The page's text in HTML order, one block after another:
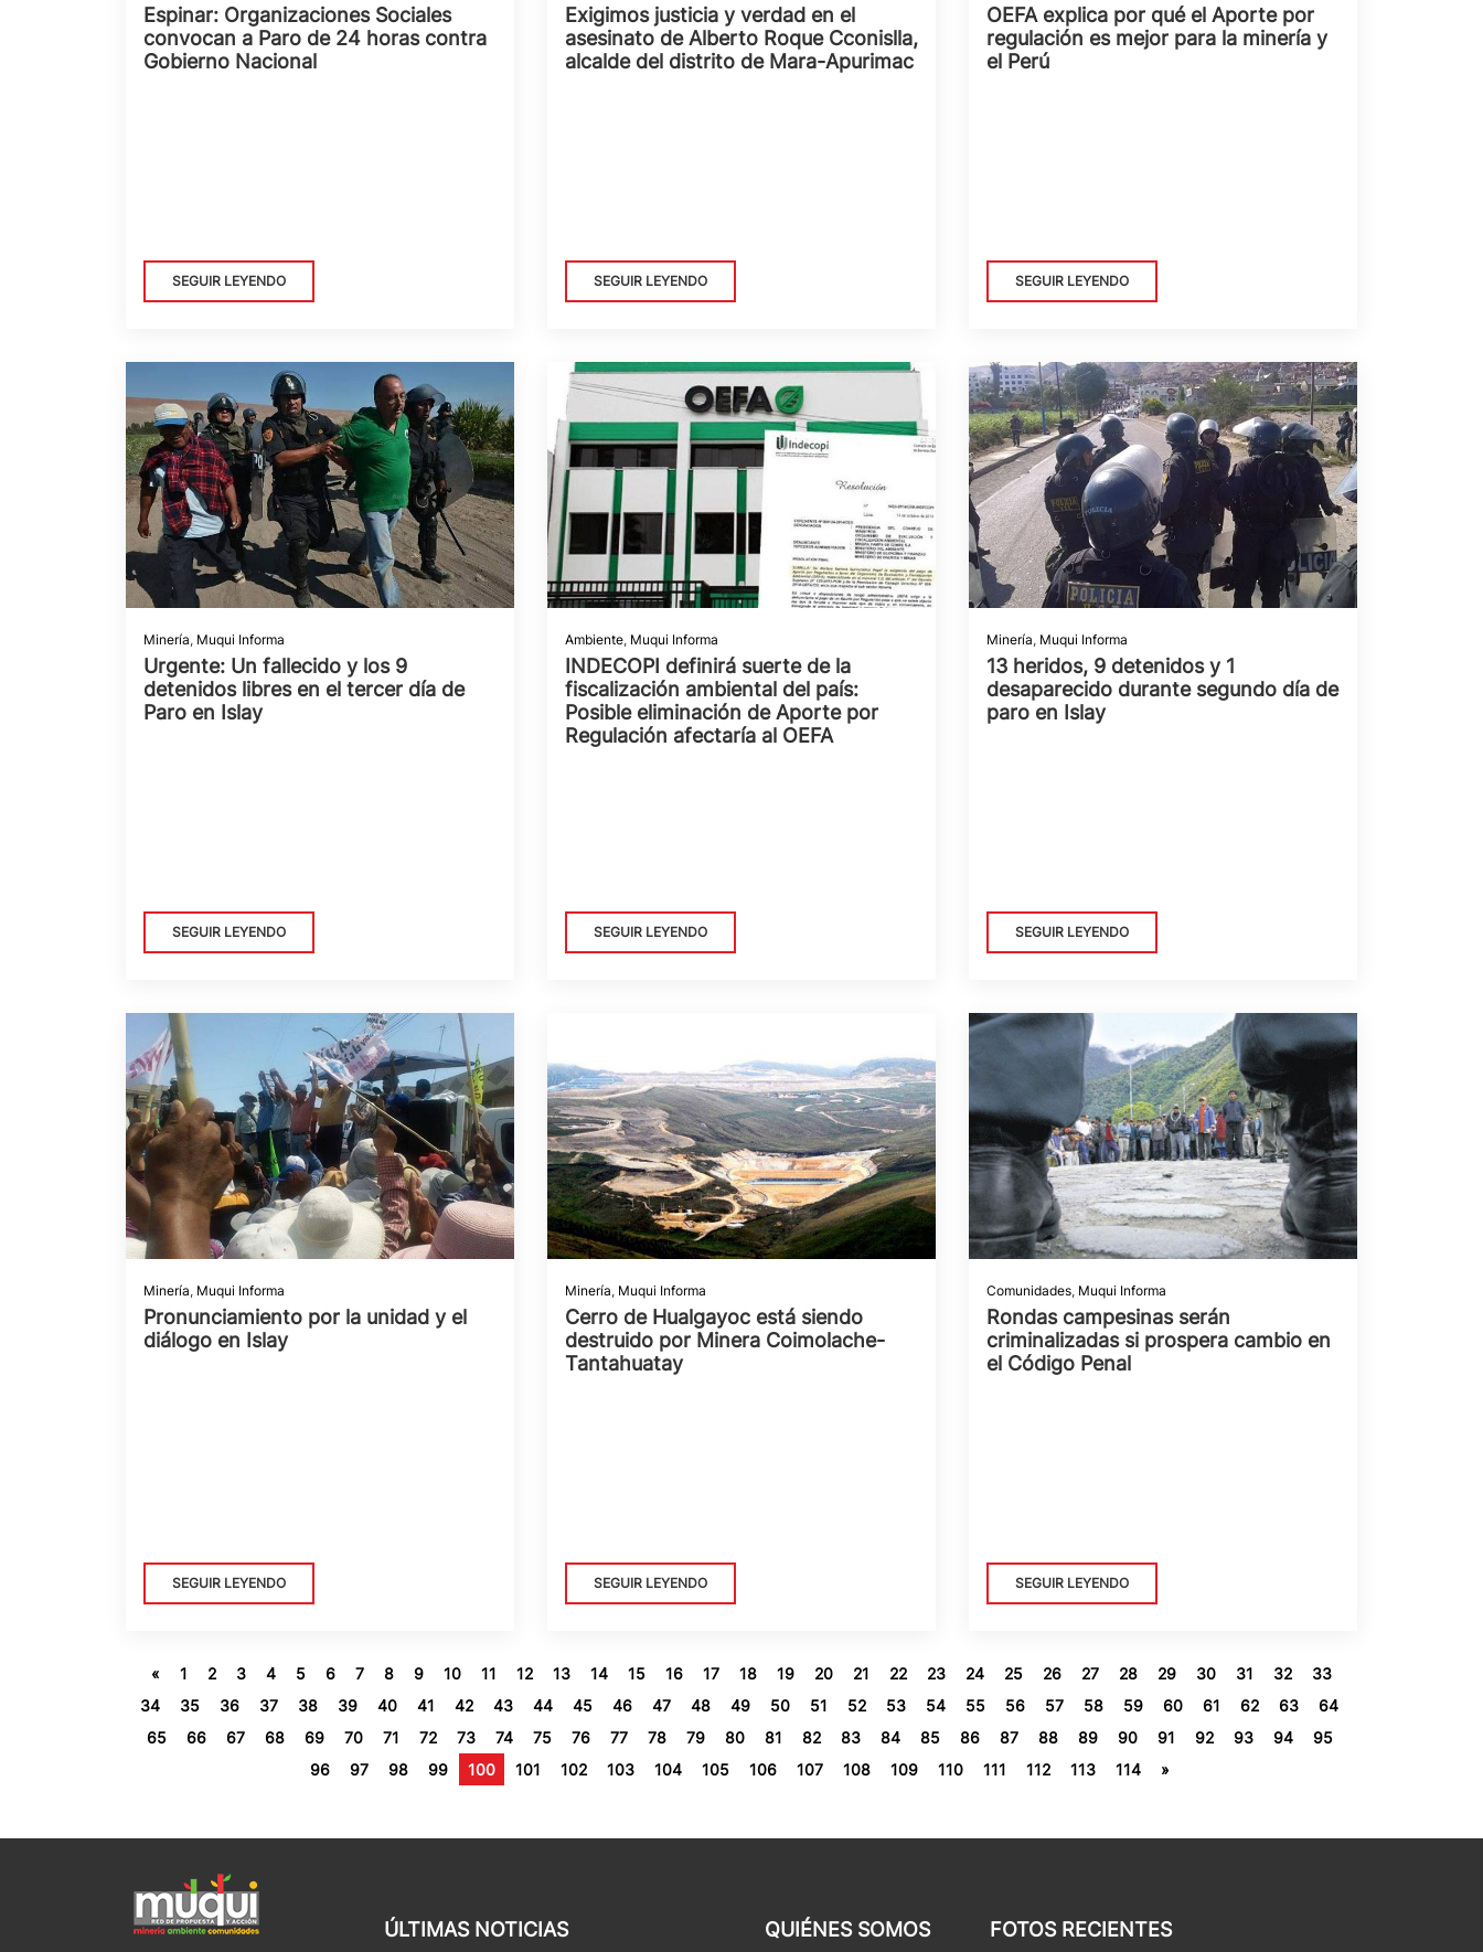
Espinar: Organizaciones Sociales
convocan a Paro de 24 horas contra
Gobierno Nacional
SEGUIR LEYENDO
Exigimos justicia y verdad en el
asesinato de Alberto Roque Cconislla,
alcalde del distrito de Mara-Apurimac
SEGUIR LEYENDO
OEFA explica por qué el Aporte por
regulación es mejor para la minería y
el Perú
SEGUIR LEYENDO
Minería, Muqui Informa
Urgente: Un fallecido y los 9
detenidos libres en el tercer día de
Paro en Islay
SEGUIR LEYENDO
Ambiente, Muqui Informa
INDECOPI definirá suerte de la
fiscalización ambiental del país:
Posible eliminación de Aporte por
Regulación afectaría al OEFA
SEGUIR LEYENDO
Minería, Muqui Informa
13 heridos, 9 detenidos y 1
desaparecido durante segundo día de
paro en Islay
SEGUIR LEYENDO
Minería, Muqui Informa
Pronunciamiento por la unidad y el
diálogo en Islay
SEGUIR LEYENDO
Minería, Muqui Informa
Cerro de Hualgayoc está siendo
destruido por Minera Coimolache-
Tantahuatay
SEGUIR LEYENDO
Comunidades, Muqui Informa
Rondas campesinas serán
criminalizadas si prospera cambio en
el Código Penal
SEGUIR LEYENDO
« 1 2 3 4 5 6 7 8 9 10 11 12 13 14 15 16 17 18 19 20 21 22 23 24 25 26 27 28 29 30 31 32
33
34
35 36 37 38 39 40 41 42 43 44 45 46 47 48 49 50 51 52 53 54 55 56 57 58 59 60 61 62 63
64
65
66 67 68 69 70 71 72 73 74 75 76 77 78 79 80 81 82 83 84 85 86 87 88 89 90 91 92 93 94
95
96
97 98 99 100 101 102 103 104 105 106 107 108 109 110 111 112 113 114 »
ÚLTIMAS NOTICIAS QUIÉNES SOMOS FOTOS RECIENTES